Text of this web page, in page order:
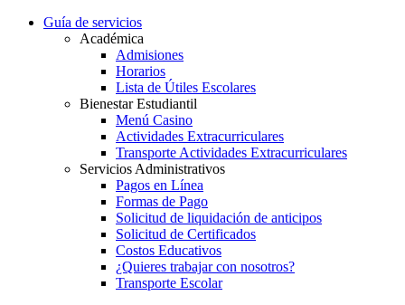
Guía de servicios
Académica
Admisiones
Horarios
Lista de Útiles Escolares
Bienestar Estudiantil
Menú Casino
Actividades Extracurriculares
Transporte Actividades Extracurriculares
Servicios Administrativos
Pagos en Línea
Formas de Pago
Solicitud de liquidación de anticipos
Solicitud de Certificados
Costos Educativos
¿Quieres trabajar con nosotros?
Transporte Escolar